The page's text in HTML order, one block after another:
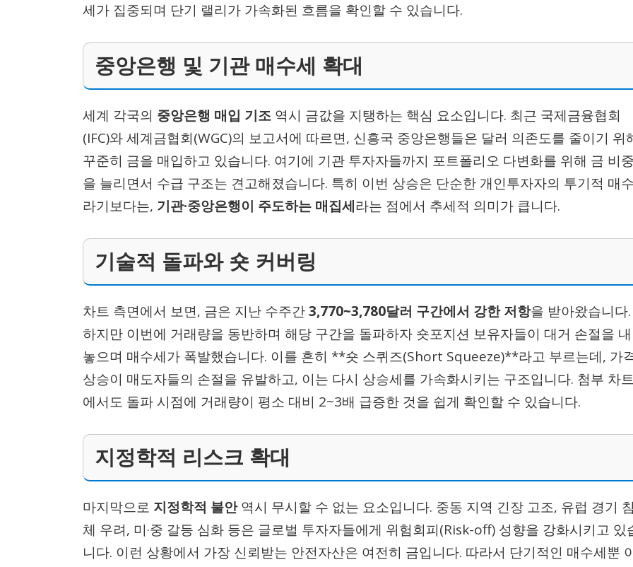
세가 집중되며 단기 랠리가 가속화된 흐름을 확인할 수 있습니다.
중앙은행 및 기관 매수세 확대
세계 각국의 중앙은행 매입 기조 역시 금값을 지탱하는 핵심 요소입니다. 최근 국제금융협회
(IFC)와 세계금협회(WGC)의 보고서에 따르면, 신흥국 중앙은행들은 달러 의존도를 줄이기 위
꾸준히 금을 매입하고 있습니다. 여기에 기관 투자자들까지 포트폴리오 다변화를 위해 금 비
을 늘리면서 수급 구조는 견고해졌습니다. 특히 이번 상승은 단순한 개인투자자의 투기적 매
라기보다는, 기관·중앙은행이 주도하는 매집세라는 점에서 추세적 의미가 큽니다.
기술적 돌파와 숏 커버링
차트 측면에서 보면, 금은 지난 수주간3,770~3,780달러 구간에서 강한 저항을 받아왔습니다.
하지만 이번에 거래량을 동반하며 해당 구간을 돌파하자 숏포지션 보유자들이 대거 손절을 내
놓으며 매수세가 폭발했습니다. 이를 흔히 **숏 스퀴즈(Short Squeeze)**라고 부르는데, 가
상승이 매도자들의 손절을 유발하고, 이는 다시 상승세를 가속화시키는 구조입니다. 첨부 차
에서도 돌파 시점에 거래량이 평소 대비 2~3배 급증한 것을 쉽게 확인할 수 있습니다.
지정학적 리스크 확대
마지막으로 지정학적 불안역시 무시할 수 없는 요소입니다. 중동 지역 긴장 고조, 유럽 경기
체 우려, 미·중 갈등 심화 등은 글로벌 투자자들에게 위험회피(Risk-off) 성향을 강화시키고 있
니다. 이런 상황에서 가장 신뢰받는 안전자산은 여전히 금입니다. 따라서 단기적인 매수세뿐